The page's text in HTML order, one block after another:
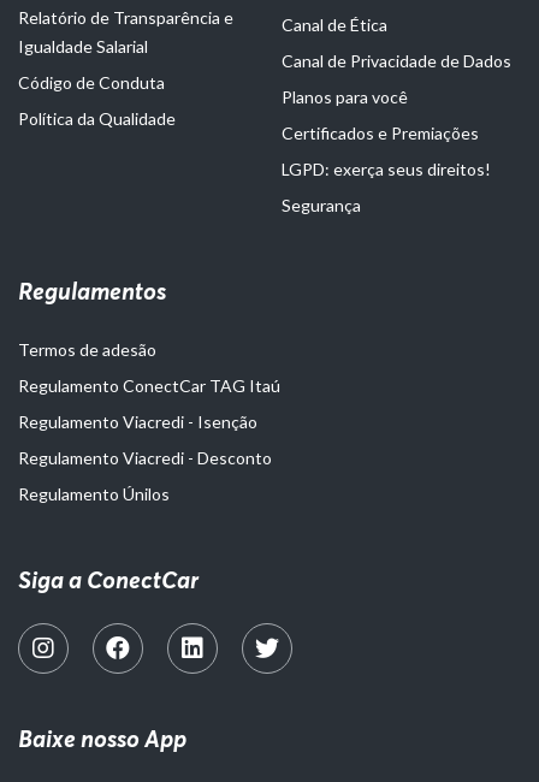
Relatório de Transparência e
Igualdade Salarial
Código de Conduta
Política da Qualidade
Canal de Ética
Canal de Privacidade de Dados
Planos para você
Certificados e Premiações
LGPD: exerça seus direitos!
Segurança
Regulamentos
Termos de adesão
Regulamento ConectCar TAG Itaú
Regulamento Viacredi - Isenção
Regulamento Viacredi - Desconto
Regulamento Únilos
Siga a ConectCar
Baixe nosso App